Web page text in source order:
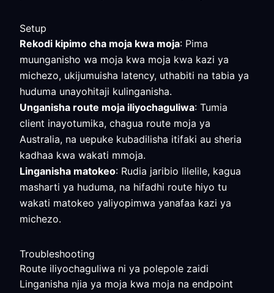
Setup
Rekodi kipimo cha moja kwa moja: Pima
muunganisho wa moja kwa moja kwa kazi ya
michezo, ukijumuisha latency, uthabiti na tabia ya
huduma unayohitaji kulinganisha.
Unganisha route moja iliyochaguliwa: Tumia
client inayotumika, chagua route moja ya
Australia, na uepuke kubadilisha itifaki au sheria
kadhaa kwa wakati mmoja.
Linganisha matokeo: Rudia jaribio lilelile, kagua
masharti ya huduma, na hifadhi route hiyo tu
wakati matokeo yaliyopimwa yanafaa kazi ya
michezo.
Troubleshooting
Route iliyochaguliwa ni ya polepole zaidi
Linganisha njia ya moja kwa moja na endpoint